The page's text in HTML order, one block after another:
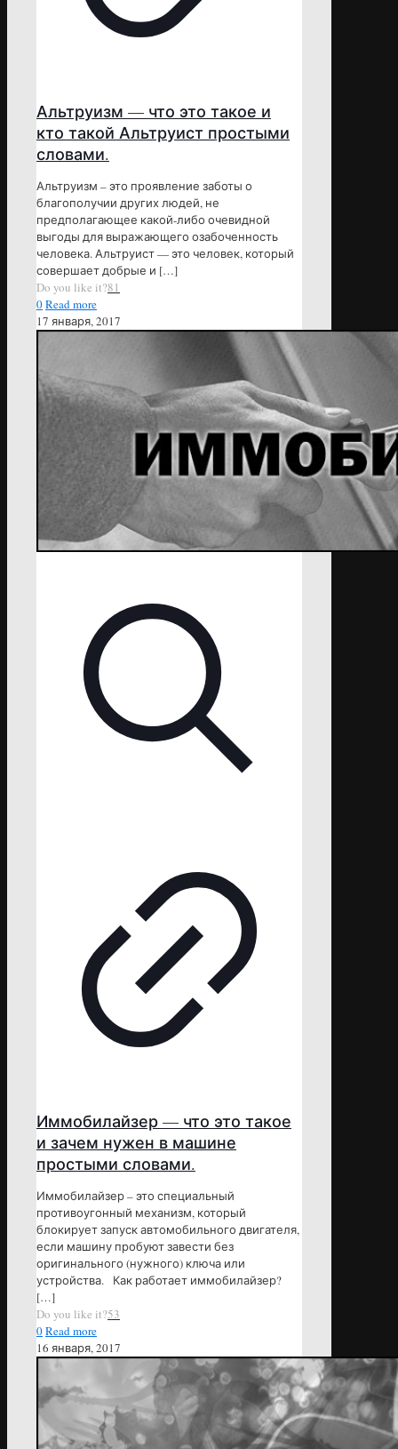
Альтруизм — что это такое и
кто такой Альтруист простыми
словами.
Альтруизм – это проявление заботы о
благополучии других людей, не
предполагающее какой-либо очевидной
выгоды для выражающего озабоченность
человека. Альтруист — это человек, который
совершает добрые и […]
Do you like it?81
0Read more
17 января, 2017
Иммобилайзер — что это такое
и зачем нужен в машине
простыми словами.
Иммобилайзер – это специальный
противоугонный механизм, который
блокирует запуск автомобильного двигателя,
если машину пробуют завести без
оригинального (нужного) ключа или
устройства. Как работает иммобилайзер?
[…]
Do you like it?53
0Read more
16 января, 2017